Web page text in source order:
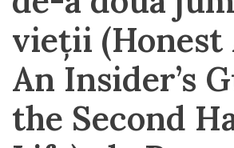
vieții (Honest
An Insider’s
the Second